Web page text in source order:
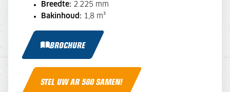
Breedte: 2.225 mm
Bakinhoud: 1,8 m³
BROCHURE
STEL UW AR 580 SAMEN!